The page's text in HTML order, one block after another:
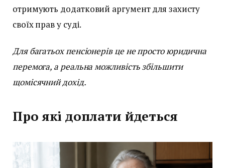
отримують додатковий аргумент для захисту
своїх прав у суді.
Для багатьох пенсіонерів це не просто юридична
перемога, а реальна можливість збільшити
щомісячний дохід.
Про які доплати йдеться